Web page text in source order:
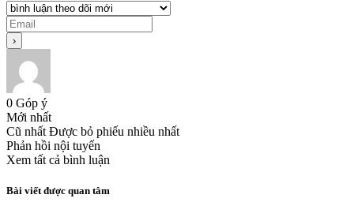
0 Góp ý
Mới nhất
Cũ nhất Được bỏ phiếu nhiều nhất
Phản hồi nội tuyến
Xem tất cả bình luận
Bài viết được quan tâm